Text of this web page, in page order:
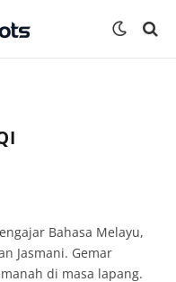
Bahasa Melayu,
Jasmani. Gemar
di masa lapang.